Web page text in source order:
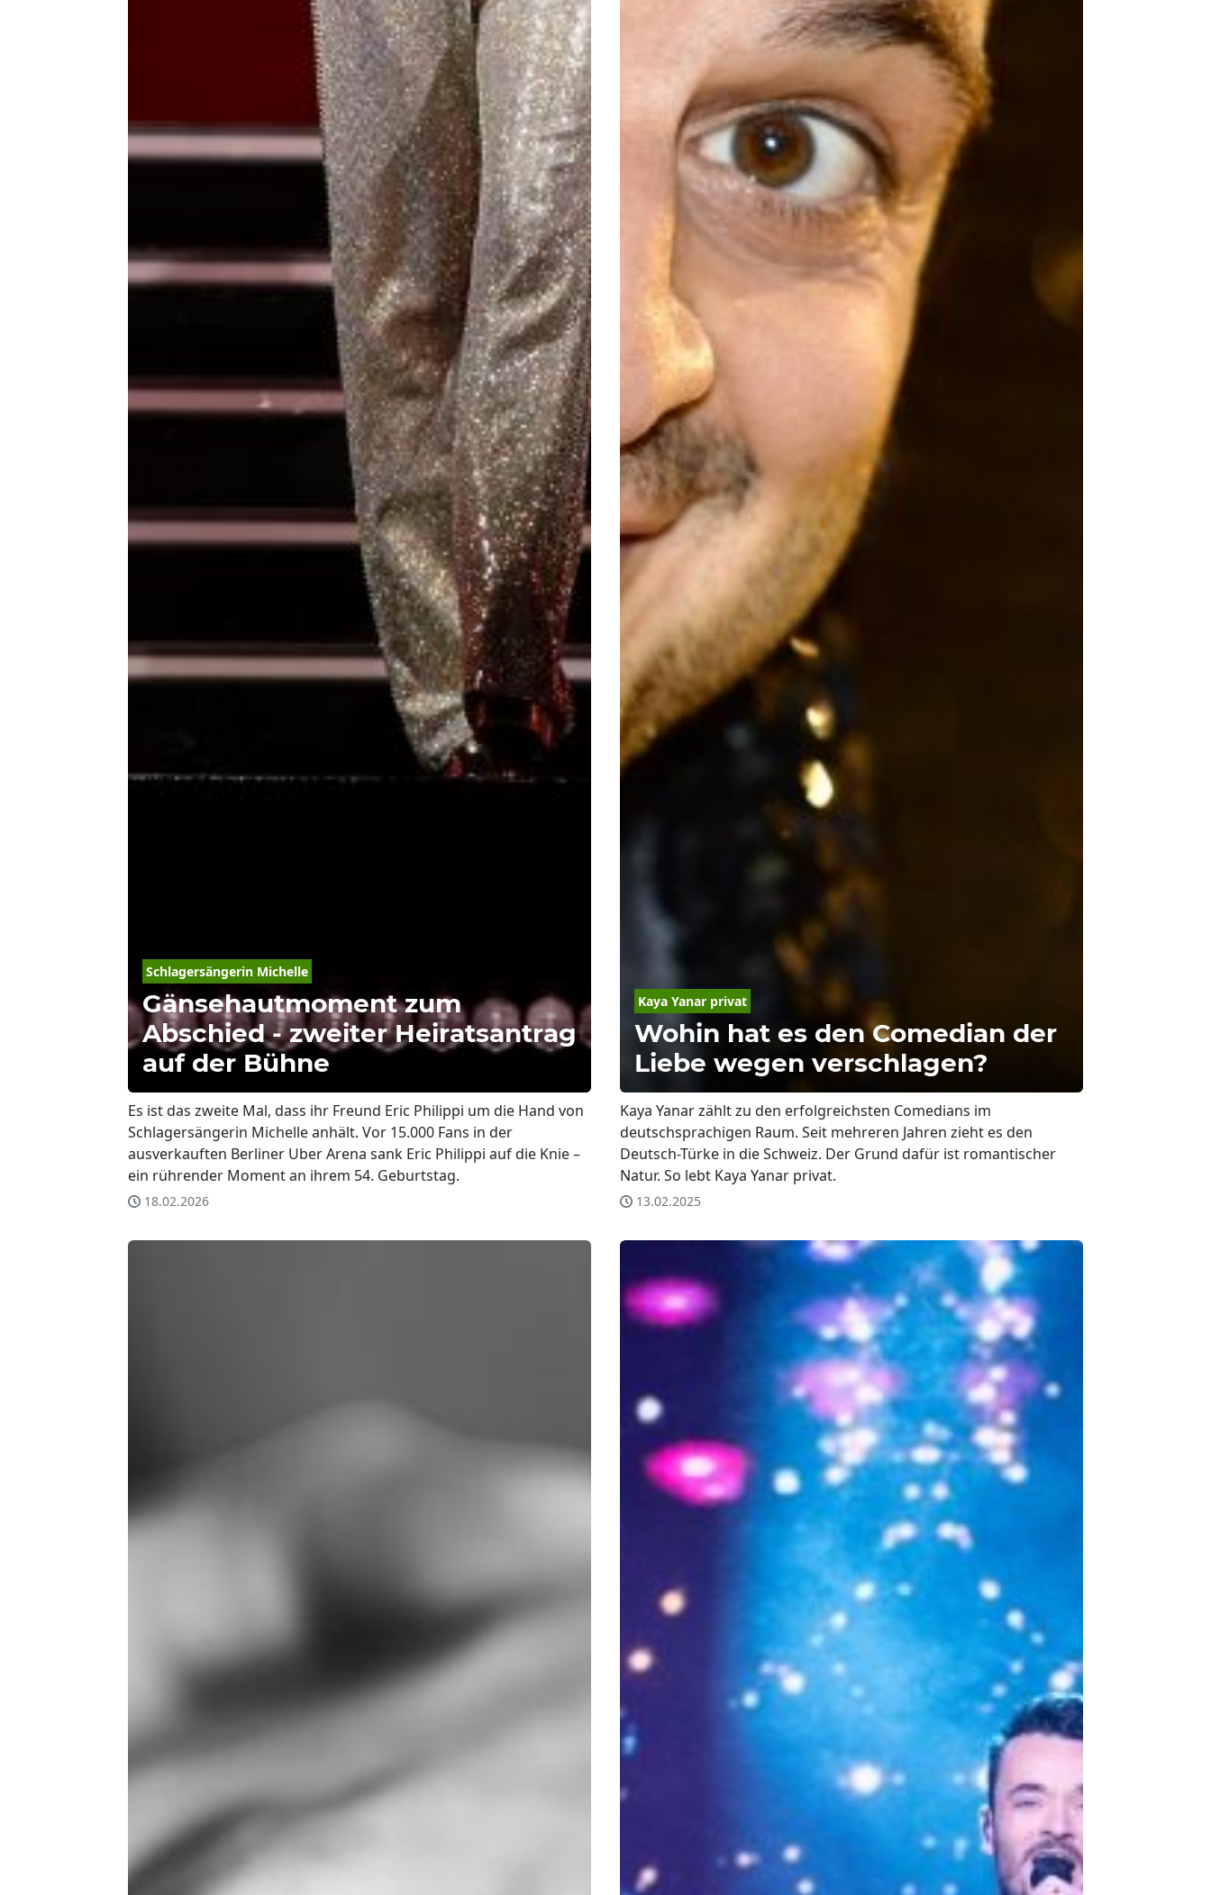
Schlagersängerin Michelle
Gänsehautmoment zum
Abschied - zweiter Heiratsantrag
auf der Bühne
Es ist das zweite Mal, dass ihr Freund Eric Philippi um die Hand von
Schlagersängerin Michelle anhält. Vor 15.000 Fans in der
ausverkauften Berliner Uber Arena sank Eric Philippi auf die Knie –
ein rührender Moment an ihrem 54. Geburtstag.
18.02.2026
Kaya Yanar privat
Wohin hat es den Comedian der
Liebe wegen verschlagen?
Kaya Yanar zählt zu den erfolgreichsten Comedians im
deutschsprachigen Raum. Seit mehreren Jahren zieht es den
Deutsch-Türke in die Schweiz. Der Grund dafür ist romantischer
Natur. So lebt Kaya Yanar privat.
13.02.2025